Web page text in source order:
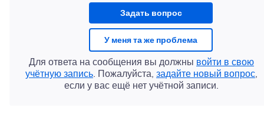
Задать вопрос
У меня та же проблема
Для ответа на сообщения вы должны войти в свою
учётную запись. Пожалуйста, задайте новый вопрос,
если у вас ещё нет учётной записи.